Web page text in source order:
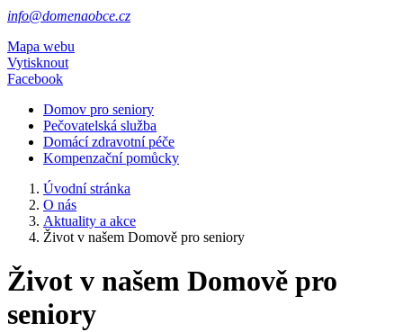
info@domenaobce.cz
Mapa webu
Vytisknout
Facebook
Domov pro seniory
Pečovatelská služba
Domácí zdravotní péče
Kompenzační pomůcky
Úvodní stránka
O nás
Aktuality a akce
Život v našem Domově pro seniory
Život v našem Domově pro
seniory